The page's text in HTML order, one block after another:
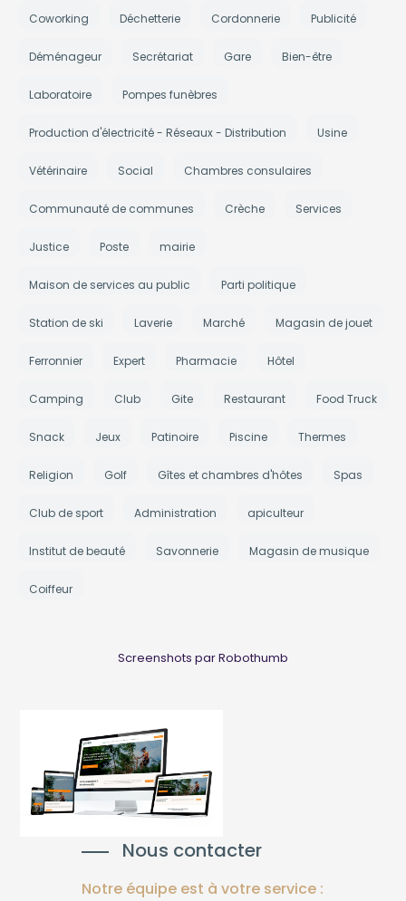
Coworking Déchetterie Cordonnerie Publicité
Déménageur Secrétariat Gare Bien-être
Laboratoire Pompes funèbres
Production d'électricité - Réseaux - Distribution Usine
Vétérinaire Social Chambres consulaires
Communauté de communes Crèche Services
Justice Poste mairie
Maison de services au public Parti politique
Station de ski Laverie Marché Magasin de jouet
Ferronnier Expert Pharmacie Hôtel
Camping Club Gite Restaurant Food Truck
Snack Jeux Patinoire Piscine Thermes
Religion Golf Gîtes et chambres d'hôtes Spas
Club de sport Administration apiculteur
Institut de beauté Savonnerie Magasin de musique
Coiffeur
Screenshots par Robothumb
Nous contacter
Notre équipe est à votre service :